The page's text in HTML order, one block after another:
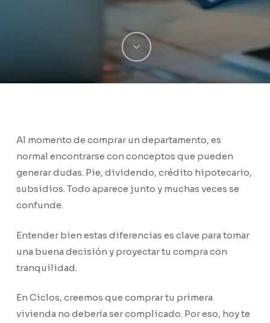
Al momento de comprar un departamento, es
normal encontrarse con conceptos que pueden
generar dudas. Pie, dividendo, crédito hipotecario,
subsidios. Todo aparece junto y muchas veces se
confunde.
Entender bien estas diferencias es clave para tomar
una buena decisión y proyectar tu compra con
tranquilidad.
En Ciclos, creemos que comprar tu primera
vivienda no debería ser complicado. Por eso, hoy te